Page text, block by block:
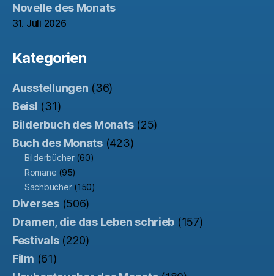
Novelle des Monats
31. Juli 2026
Kategorien
Ausstellungen (36)
Beisl (31)
Bilderbuch des Monats(25)
Buch des Monats(423)
Bilderbücher(60)
Romane (95)
Sachbücher(150)
Diverses(506)
Dramen, die das Leben schrieb (157)
Festivals(220)
Film (61)